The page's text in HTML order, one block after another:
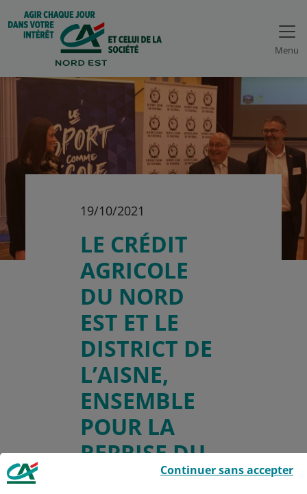
Menu
19/10/2021
LE CRÉDIT
AGRICOLE
DU NORD
EST ET LE
DISTRICT DE
L’AISNE,
ENSEMBLE
POUR LA
REPRISE DU
FOOTBALL
indispensables car utilisés à des fins de bon fonctionnement et de
sécurité ; d’autres sont facultatifs. Les
Continuer sans accepter